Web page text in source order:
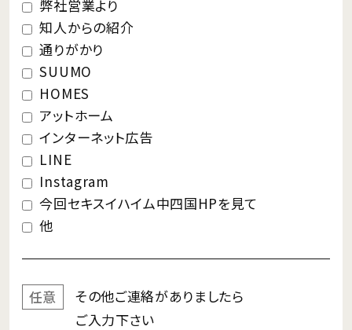
弊社営業より
知人からの紹介
通りがかり
SUUMO
HOMES
アットホーム
インターネット広告
LINE
Instagram
今回セキスイハイム中四国HPを見て
他
任意 その他ご連絡がありましたら
ご入力下さい